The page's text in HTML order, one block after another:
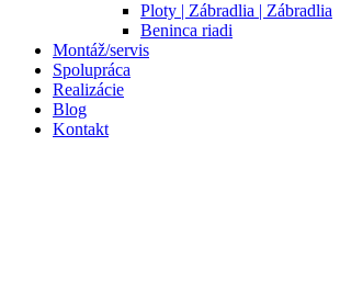
Ploty | Zábradlia | Zábradlia
Beninca riadi
Montáž/servis
Spolupráca
Realizácie
Blog
Kontakt